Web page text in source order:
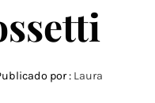
por : Laura